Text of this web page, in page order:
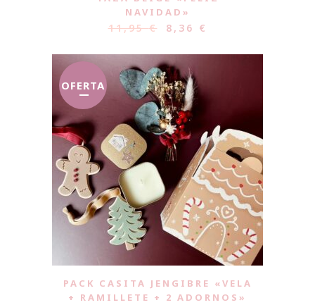
NAVIDAD»
11,95€ 8,36 €
OFERTA
PACK CASITA JENGIBRE «VELA
+ RAMILLETE + 2 ADORNOS»